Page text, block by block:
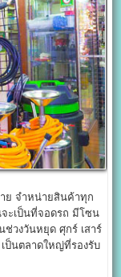
ย จำหน่ายสินค้าทุก
ะเป็นที่จอดรถ มีโซน
วงวันหยุด ศุกร์ เสาร์
ป็นตลาดใหญ่ที่รองรับ